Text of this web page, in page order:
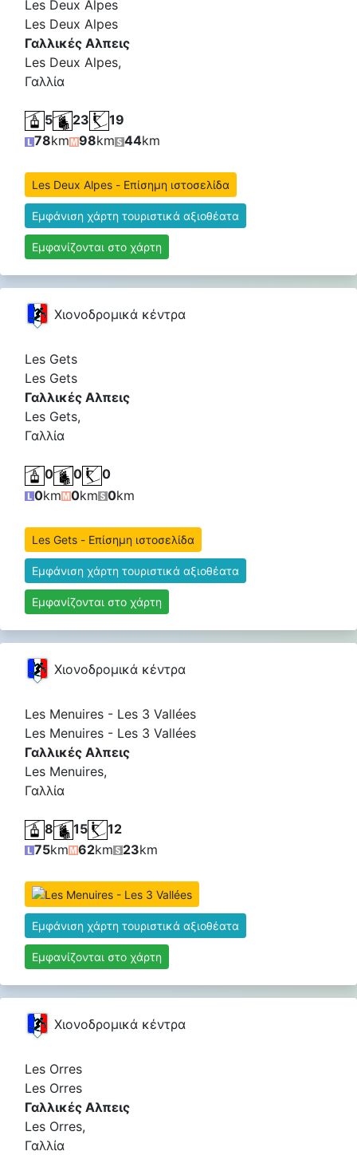
Les Deux Alpes
Les Deux Alpes
Γαλλικές Αλπεις
Les Deux Alpes,
Γαλλία
5 23
19
78km 98km 44km
Les Deux Alpes - Επίσημη ιστοσελίδα
Εμφάνιση χάρτη τουριστικά αξιοθέατα
Εμφανίζονται στο χάρτη
Χιονοδρομικά κέντρα
Les Gets
Les Gets
Γαλλικές Αλπεις
Les Gets,
Γαλλία
0 0
0
0km 0km 0km
Les Gets - Επίσημη ιστοσελίδα
Εμφάνιση χάρτη τουριστικά αξιοθέατα
Εμφανίζονται στο χάρτη
Χιονοδρομικά κέντρα
Les Menuires - Les 3 Vallées
Les Menuires - Les 3 Vallées
Γαλλικές Αλπεις
Les Menuires,
Γαλλία
8 15
12
75km 62km 23km
Εμφάνιση χάρτη τουριστικά αξιοθέατα
Εμφανίζονται στο χάρτη
Χιονοδρομικά κέντρα
Les Orres
Les Orres
Γαλλικές Αλπεις
Les Orres,
Γαλλία